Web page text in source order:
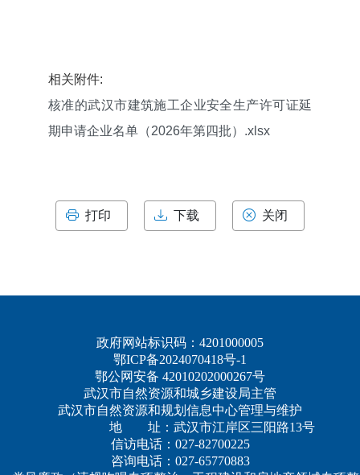
相关附件:
核准的武汉市建筑施工企业安全生产许可证延
期申请企业名单（2026年第四批）.xlsx
打印 下载 关闭
政府网站标识码：4201000005
鄂ICP备2024070418号-1
鄂公网安备 42010202000267号
武汉市自然资源和城乡建设局主管
武汉市自然资源和规划信息中心管理与维护
地 址：武汉市江岸区三阳路13号
信访电话：027-82700225
咨询电话：027-65770883